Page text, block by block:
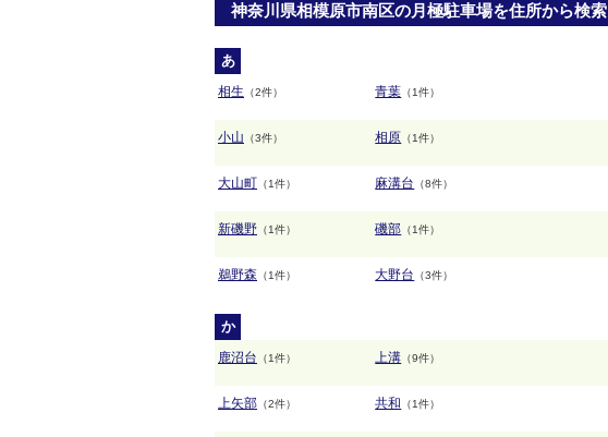
神奈川県相模原市南区の月極駐車場を住所から検索
あ
相生 （2件） 青葉 （1件）
小山 （3件） 相原 （1件）
大山町 （1件） 麻溝台 （8件）
新磯野 （1件） 磯部 （1件）
鵜野森 （1件） 大野台 （3件）
か
鹿沼台 （1件） 上溝 （9件）
上矢部 （2件） 共和 （1件）